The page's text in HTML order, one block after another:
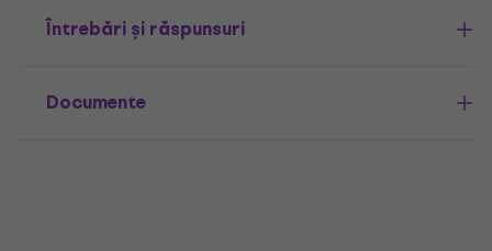
Întrebări și răspunsuri
Documente